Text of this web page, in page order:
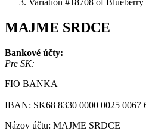
MAJME SRDCE
Bankové účty:
Pre SK:
FIO BANKA
IBAN: SK68 8330 0000 0025 0067
Názov účtu: MAJME SRDCE